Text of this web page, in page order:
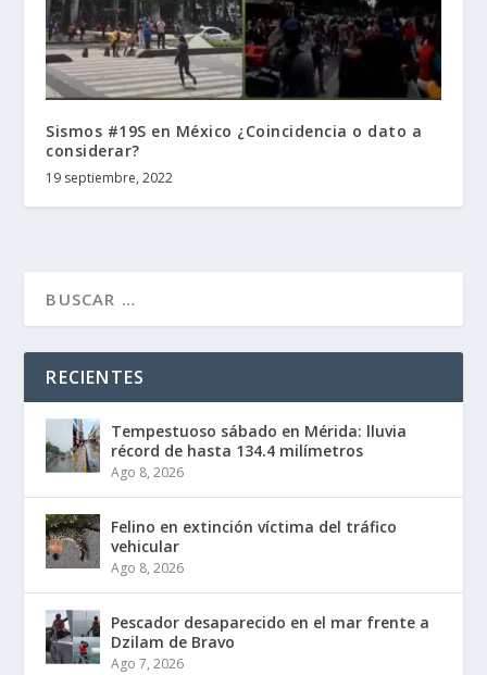
Sismos #19S en México ¿Coincidencia o dato a
considerar?
19 septiembre, 2022
RECIENTES
Tempestuoso sábado en Mérida: lluvia
récord de hasta 134.4 milímetros
Ago 8, 2026
Felino en extinción víctima del tráfico
vehicular
Ago 8, 2026
Pescador desaparecido en el mar frente a
Dzilam de Bravo
Ago 7, 2026